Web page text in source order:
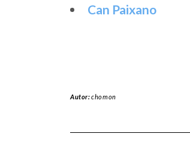
Can Paixano
Autor:chomon